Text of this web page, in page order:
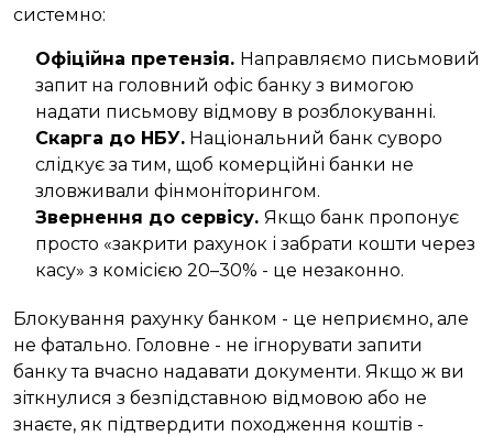
системно:
Офіційна претензія. Направляємо письмовий
запит на головний офіс банку з вимогою
надати письмову відмову в розблокуванні.
Скарга до НБУ. Національний банк суворо
слідкує за тим, щоб комерційні банки не
зловживали фінмоніторингом.
Звернення до сервісу. Якщо банк пропонує
просто «закрити рахунок і забрати кошти через
касу» з комісією 20–30% - це незаконно.
Блокування рахунку банком - це неприємно, але
не фатально. Головне - не ігнорувати запити
банку та вчасно надавати документи. Якщо ж ви
зіткнулися з безпідставною відмовою або не
знаєте, як підтвердити походження коштів -